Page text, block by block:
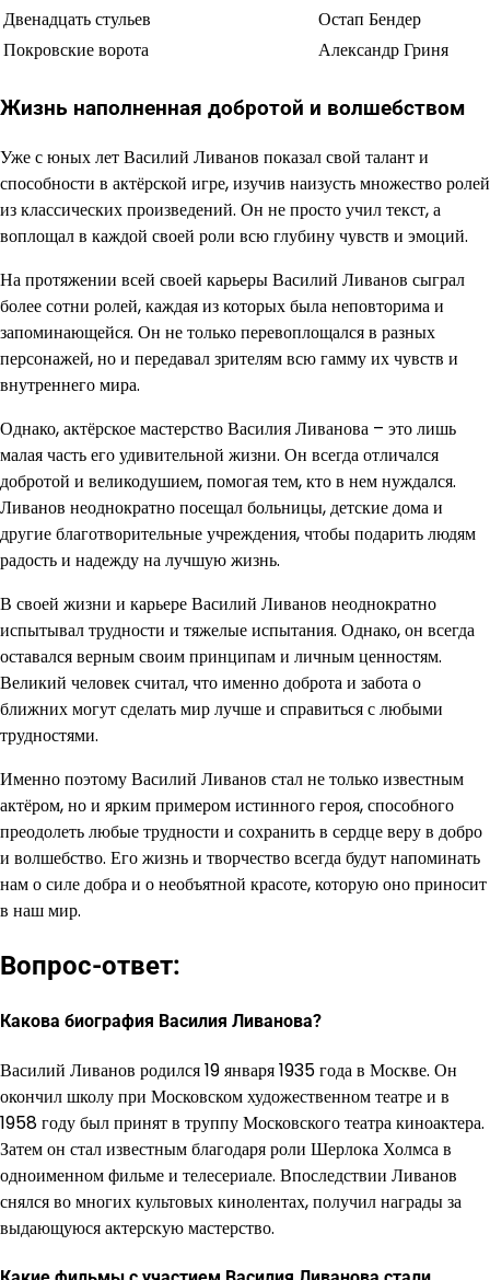
Двенадцать стульев
Остап Бендер
Покровские ворота
Александр Гриня
Жизнь наполненная добротой и волшебством
Уже с юных лет Василий Ливанов показал свой талант и
способности в актёрской игре, изучив наизусть множество ролей
из классических произведений. Он не просто учил текст, а
воплощал в каждой своей роли всю глубину чувств и эмоций.
На протяжении всей своей карьеры Василий Ливанов сыграл
более сотни ролей, каждая из которых была неповторима и
запоминающейся. Он не только перевоплощался в разных
персонажей, но и передавал зрителям всю гамму их чувств и
внутреннего мира.
Однако, актёрское мастерство Василия Ливанова – это лишь
малая часть его удивительной жизни. Он всегда отличался
добротой и великодушием, помогая тем, кто в нем нуждался.
Ливанов неоднократно посещал больницы, детские дома и
другие благотворительные учреждения, чтобы подарить людям
радость и надежду на лучшую жизнь.
В своей жизни и карьере Василий Ливанов неоднократно
испытывал трудности и тяжелые испытания. Однако, он всегда
оставался верным своим принципам и личным ценностям.
Великий человек считал, что именно доброта и забота о
ближних могут сделать мир лучше и справиться с любыми
трудностями.
Именно поэтому Василий Ливанов стал не только известным
актёром, но и ярким примером истинного героя, способного
преодолеть любые трудности и сохранить в сердце веру в добро
и волшебство. Его жизнь и творчество всегда будут напоминать
нам о силе добра и о необъятной красоте, которую оно приносит
в наш мир.
Вопрос-ответ:
Какова биография Василия Ливанова?
Василий Ливанов родился 19 января 1935 года в Москве. Он
окончил школу при Московском художественном театре и в
1958 году был принят в труппу Московского театра киноактера.
Затем он стал известным благодаря роли Шерлока Холмса в
одноименном фильме и телесериале. Впоследствии Ливанов
снялся во многих культовых кинолентах, получил награды за
выдающуюся актерскую мастерство.